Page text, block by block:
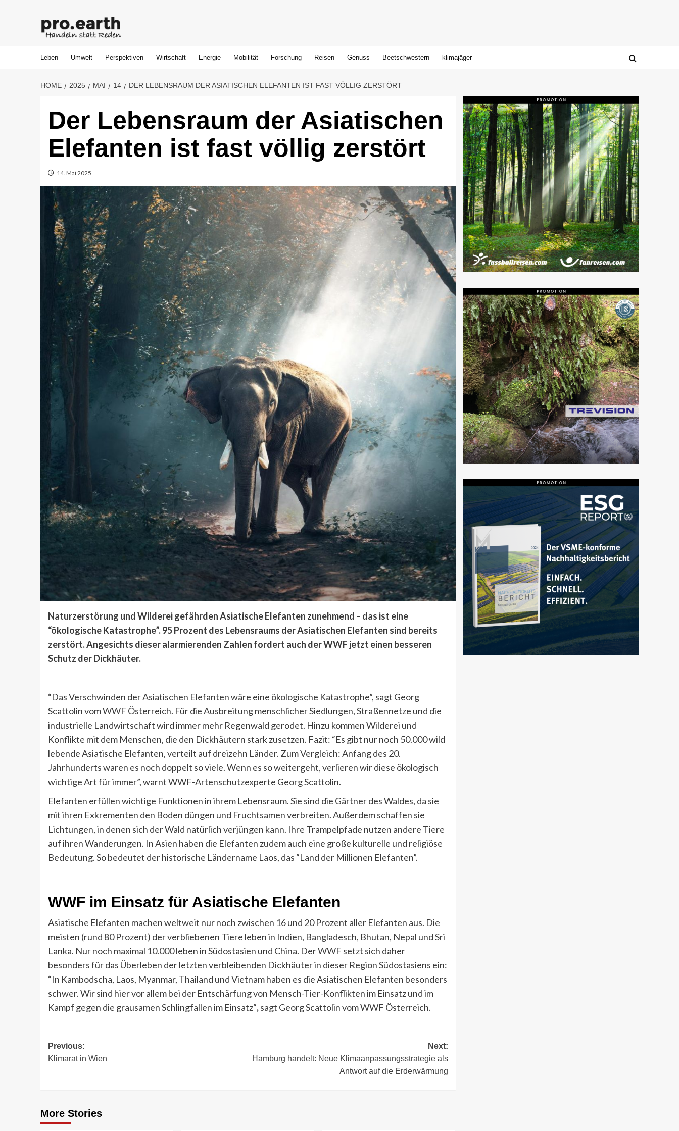
Leben Umwelt Perspektiven Wirtschaft Energie Mobilität Forschung Reisen Genuss Beetschwestern klimajäger
HOME 2025 MAI 14 DER LEBENSRAUM DER ASIATISCHEN ELEFANTEN IST FAST VÖLLIG ZERSTÖRT
Der Lebensraum der Asiatischen
Elefanten ist fast völlig zerstört
14. Mai 2025
Naturzerstörung und Wilderei gefährden Asiatische Elefanten zunehmend – das ist eine
“ökologische Katastrophe”. 95 Prozent des Lebensraums der Asiatischen Elefanten sind bereits
zerstört. Angesichts dieser alarmierenden Zahlen fordert auch der WWF jetzt einen besseren
Schutz der Dickhäuter.
“Das Verschwinden der Asiatischen Elefanten wäre eine ökologische Katastrophe”, sagt Georg
Scattolin vom WWF Österreich. Für die Ausbreitung menschlicher Siedlungen, Straßennetze und die
industrielle Landwirtschaft wird immer mehr Regenwald gerodet. Hinzu kommen Wilderei und
Konflikte mit dem Menschen, die den Dickhäutern stark zusetzen. Fazit: “Es gibt nur noch 50.000 wild
lebende Asiatische Elefanten, verteilt auf dreizehn Länder. Zum Vergleich: Anfang des 20.
Jahrhunderts waren es noch doppelt so viele. Wenn es so weitergeht, verlieren wir diese ökologisch
wichtige Art für immer”, warnt WWF-Artenschutzexperte Georg Scattolin.
Elefanten erfüllen wichtige Funktionen in ihrem Lebensraum. Sie sind die Gärtner des Waldes, da sie
mit ihren Exkrementen den Boden düngen und Fruchtsamen verbreiten. Außerdem schaffen sie
Lichtungen, in denen sich der Wald natürlich verjüngen kann. Ihre Trampelpfade nutzen andere Tiere
auf ihren Wanderungen. In Asien haben die Elefanten zudem auch eine große kulturelle und religiöse
Bedeutung. So bedeutet der historische Ländername Laos, das “Land der Millionen Elefanten”.
WWF im Einsatz für Asiatische Elefanten
Asiatische Elefanten machen weltweit nur noch zwischen 16 und 20 Prozent aller Elefanten aus. Die
meisten (rund 80 Prozent) der verbliebenen Tiere leben in Indien, Bangladesch, Bhutan, Nepal und Sri
Lanka. Nur noch maximal 10.000 leben in Südostasien und China. Der WWF setzt sich daher
besonders für das Überleben der letzten verbleibenden Dickhäuter in dieser Region Südostasiens ein:
“In Kambodscha, Laos, Myanmar, Thailand und Vietnam haben es die Asiatischen Elefanten besonders
schwer. Wir sind hier vor allem bei der Entschärfung von Mensch-Tier-Konflikten im Einsatz und im
Kampf gegen die grausamen Schlingfallen im Einsatz“,sagt Georg Scattolin vom WWF Österreich.
Post
navigation
Previous:
Klimarat in Wien
Next:
Hamburg handelt: Neue Klimaanpassungsstrategie als
Antwort auf die Erderwärmung
More Stories